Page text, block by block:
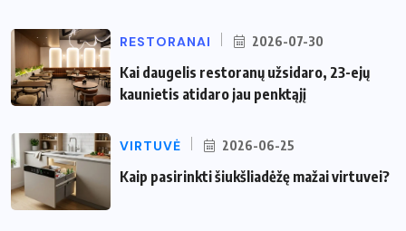
RESTORANAI 2026-07-30
Kai daugelis restoranų užsidaro, 23-ejų
kaunietis atidaro jau penktąjį
VIRTUVĖ 2026-06-25
Kaip pasirinkti šiukšliadėžę mažai virtuvei?